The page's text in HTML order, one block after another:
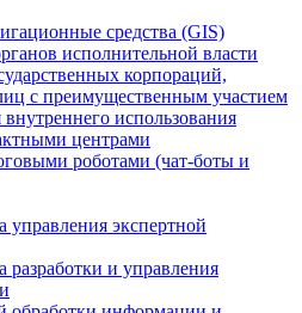
средства (GIS)
исполнительной власти
корпораций,
с преимущественным участием
использования
центрами
роботами (чат-боты и
управления экспертной
разработки и управления